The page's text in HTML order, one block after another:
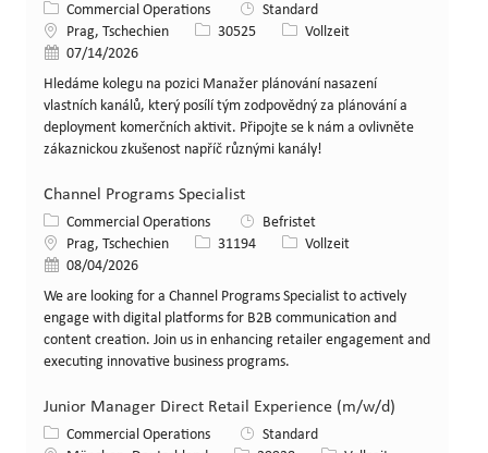
Kategorie
Commercial Operations
Standard
StandortPrag, Tschechien Stellen-ID
30525 Art der Stelle
Vollzeit
Veröffentlicht am
07/14/2026
Hledáme kolegu na pozici Manažer plánování nasazení
vlastních kanálů, který posílí tým zodpovědný za plánování a
deployment komerčních aktivit. Připojte se k nám a ovlivněte
zákaznickou zkušenost napříč různými kanály!
Channel Programs Specialist
Kategorie
Commercial Operations
Befristet
StandortPrag, Tschechien Stellen-ID
31194 Art der Stelle
Vollzeit
Veröffentlicht am
08/04/2026
We are looking for a Channel Programs Specialist to actively
engage with digital platforms for B2B communication and
content creation. Join us in enhancing retailer engagement and
executing innovative business programs.
Junior Manager Direct Retail Experience (m/w/d)
Kategorie
Commercial Operations
Standard